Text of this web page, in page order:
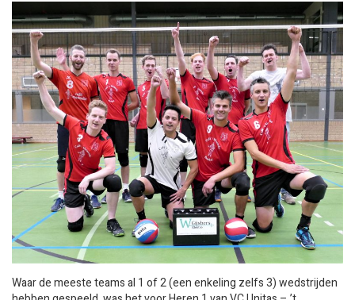
Waar de meeste teams al 1 of 2 (een enkeling zelfs 3) wedstrijden